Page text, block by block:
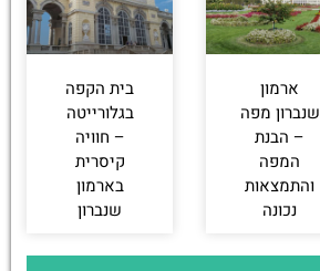
ארמון
שנברון מפה
– הבנת
המפה
והתמצאות
נכונה
בית הקפה
בגלורייטה
– חוויה
קיסרית
בארמון
שנברון